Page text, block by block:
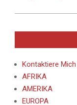
Kontaktiere Mich
AFRIKA
AMERIKA
EUROPA